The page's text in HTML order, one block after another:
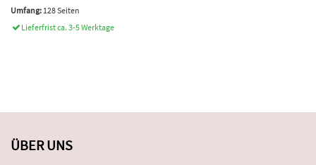
Umfang: 128 Seiten
Lieferfrist ca. 3-5 Werktage
ÜBER UNS